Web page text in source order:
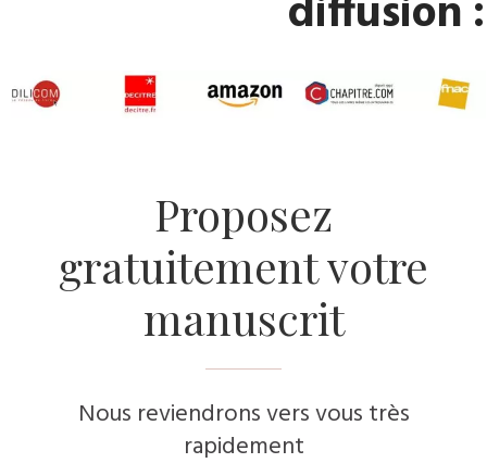
diffusion :
​Proposez
gratuitement votre
manuscrit
Nous reviendrons vers vous très
rapidement